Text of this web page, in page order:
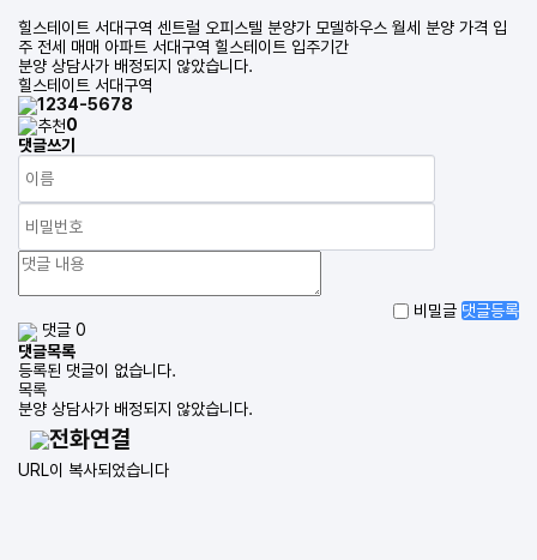
힐스테이트 서대구역 센트럴 오피스텔 분양가 모델하우스 월세 분양 가격 입
주 전세 매매 아파트 서대구역 힐스테이트 입주기간
분양 상담사가 배정되지 않았습니다.
힐스테이트 서대구역
1234-5678
0
댓글쓰기
비밀글 댓글등록
댓글 0
댓글목록
등록된 댓글이 없습니다.
목록
분양 상담사가 배정되지 않았습니다.
전화연결
URL이 복사되었습니다